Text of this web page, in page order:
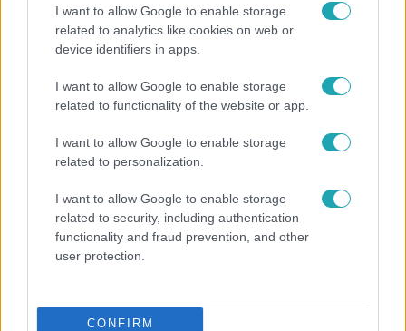
I want to allow Google to enable storage
related to analytics like cookies on web or
device identifiers in apps.
I want to allow Google to enable storage
related to functionality of the website or app.
I want to allow Google to enable storage
related to personalization.
I want to allow Google to enable storage
related to security, including authentication
functionality and fraud prevention, and other
user protection.
CONFIRM
Szabadidejébenszívesen utazik, a világ
számos pontján járt már.